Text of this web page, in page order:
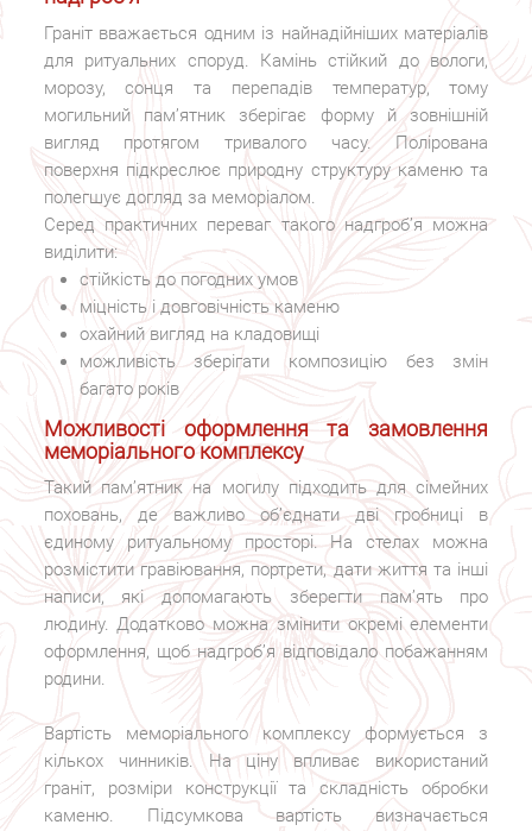
Граніт вважається одним із найнадійніших матеріалів
для ритуальних споруд. Камінь стійкий до вологи,
морозу, сонця та перепадів температур, тому
могильний пам’ятник зберігає форму й зовнішній
вигляд протягом тривалого часу. Полірована
поверхня підкреслює природну структуру каменю та
полегшує догляд за меморіалом.
Серед практичних переваг такого надгроб’я можна
виділити:
стійкість до погодних умов
міцність і довговічність каменю
охайний вигляд на кладовищі
можливість зберігати композицію без змін
багато років
Можливості оформлення та замовлення
меморіального комплексу
Такий пам’ятник на могилу підходить для сімейних
поховань, де важливо об’єднати дві гробниці в
єдиному ритуальному просторі. На стелах можна
розмістити гравіювання, портрети, дати життя та інші
написи, які допомагають зберегти пам’ять про
людину. Додатково можна змінити окремі елементи
оформлення, щоб надгроб’я відповідало побажанням
родини.
Вартість меморіального комплексу формується з
кількох чинників. На ціну впливає використаний
граніт, розміри конструкції та складність обробки
каменю. Підсумкова вартість визначається